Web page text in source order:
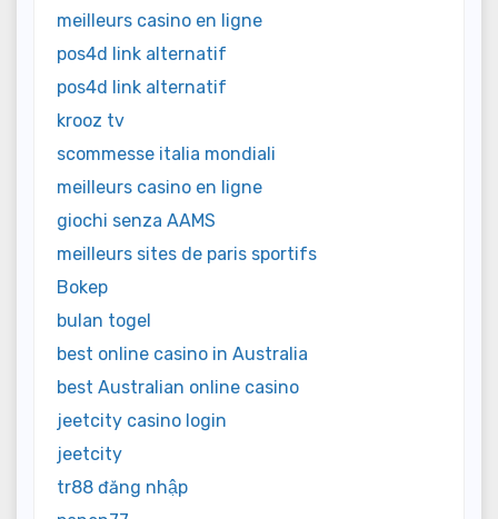
meilleurs casino en ligne
pos4d link alternatif
pos4d link alternatif
krooz tv
scommesse italia mondiali
meilleurs casino en ligne
giochi senza AAMS
meilleurs sites de paris sportifs
Bokep
bulan togel
best online casino in Australia
best Australian online casino
jeetcity casino login
jeetcity
tr88 đăng nhập